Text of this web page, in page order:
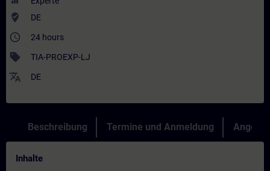
where_to_vote DE
access_time 24 hours
sell TIA-PROEXP-LJ
translate DE
Beschreibung Termine und Anmeldung Angebot
Inhalte